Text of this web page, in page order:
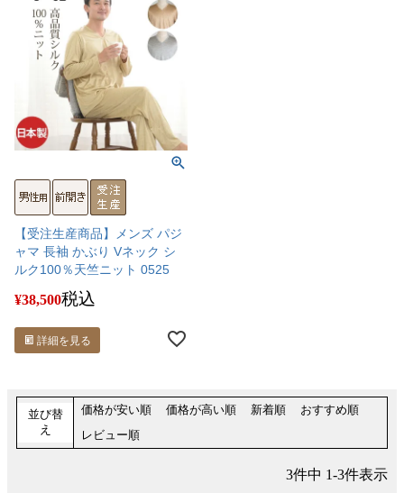
【受注生産商品】メンズ パジ
ャマ 長袖 かぶり Vネック シ
ルク100％天竺ニット 0525
¥38,500税込
詳細を見る
並び替
え
価格が安い順 価格が高い順 新着順
おすすめ順
レビュー順
3件中 1-3件表示